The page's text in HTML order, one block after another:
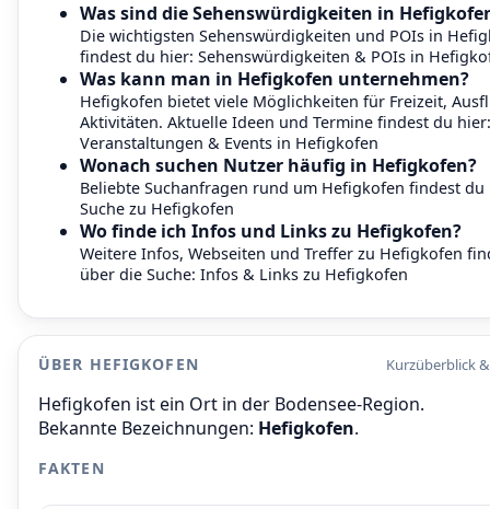
Was sind die Sehenswürdigkeiten in
Die wichtigsten Sehenswürdigkeiten und POIs in
findest du hier: Sehenswürdigkeiten & POIs in
Was kann man in Hefigkofen unternehmen?
Hefigkofen bietet viele Möglichkeiten für Freizeit,
Aktivitäten. Aktuelle Ideen und Termine findest du hier:
Veranstaltungen & Events in Hefigkofen
Wonach suchen Nutzer häufig in Hefigkofen?
Beliebte Suchanfragen rund um Hefigkofen findest du
Suche zu Hefigkofen
Wo finde ich Infos und Links zu Hefigkofen?
Weitere Infos, Webseiten und Treffer zu Hefigkofen
über die Suche: Infos & Links zu Hefigkofen
ÜBER HEFIGKOFEN Kurzüberblick
Hefigkofen ist ein Ort in der Bodensee-Region.
Bekannte Bezeichnungen: Hefigkofen.
FAKTEN